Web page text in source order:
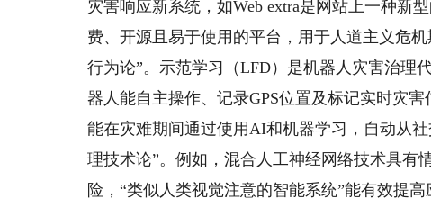
灾害响应新系统，如Web extra是网站上一种新
费、开源且易于使用的平台，用于人道主义危
行为论”。示范学习（LFD）是机器人灾害治理
器人能自主操作、记录GPS位置及标记实时灾
能在灾难期间通过使用AI和机器学习，自动从
理技术论”。例如，混合人工神经网络技术具有
险，“类似人类视觉注意的智能系统”能有效提